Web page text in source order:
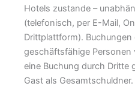
Hotels zustande –
(telefonisch, per E-Mail,
Drittplattform).
geschäftsfähige
eine Buchung durch Dritte
Gast als Gesamtschuldner.